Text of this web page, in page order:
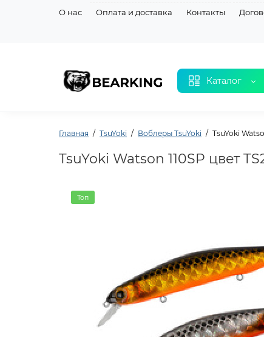
О нас Оплата и доставка Контакты
Каталог
Главная TsuYoki Воблеры TsuYoki TsuYoki
TsuYoki Watson 110SP цвет
Топ